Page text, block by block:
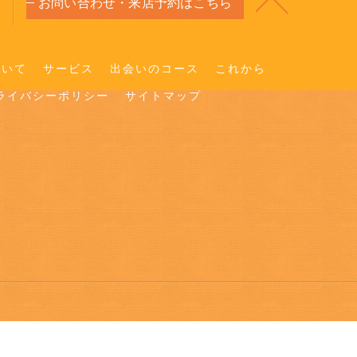
お問い合わせ・来店予約はこちら
て サービス 出会いのコース これから
イバシーポリシー サイトマップ